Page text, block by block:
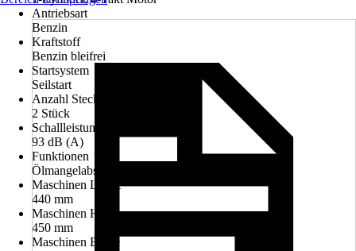
Antriebsart
Benzin
Kraftstoff
Benzin bleifrei
Startsystem
Seilstart
Anzahl Steckdosen 230 V
2 Stück
Schallleistungspegel (Lwa)
93 dB (A)
Funktionen
Ölmangelabschaltung, Mit Griff
Maschinen Länge
440 mm
Maschinen Höhe
450 mm
Maschinen Breite